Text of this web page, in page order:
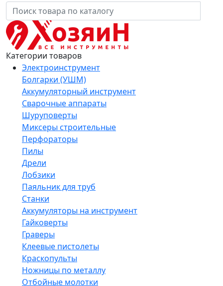
Категории товаров
Электроинструмент
Болгарки (УШМ)
Аккумуляторный инструмент
Сварочные аппараты
Шуруповерты
Миксеры строительные
Перфораторы
Пилы
Дрели
Лобзики
Паяльник для труб
Станки
Аккумуляторы на инструмент
Гайковерты
Граверы
Клеевые пистолеты
Краскопульты
Ножницы по металлу
Отбойные молотки